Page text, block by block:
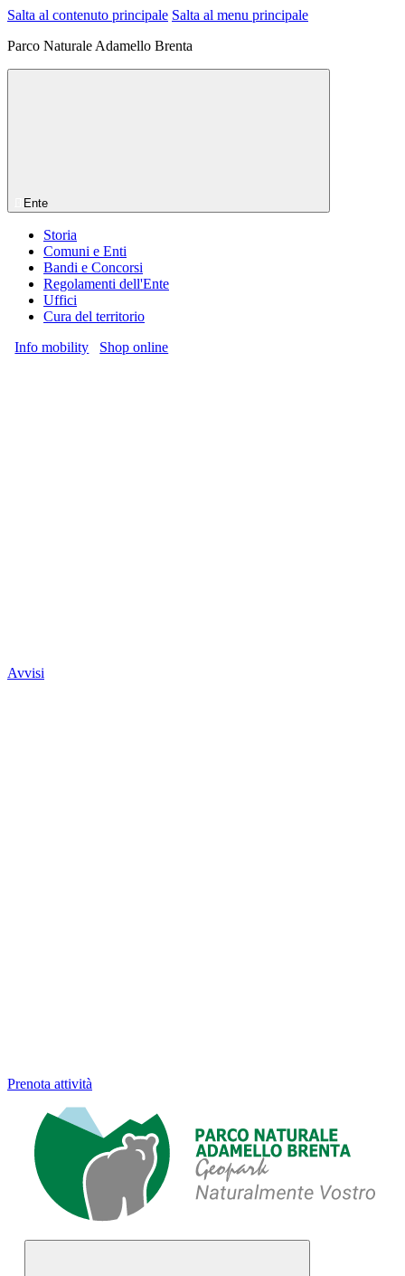
Salta al contenuto principale Salta al menu principale
Parco Naturale Adamello Brenta
Ente
Storia
Comuni e Enti
Bandi e Concorsi
Regolamenti dell'Ente
Uffici
Cura del territorio
Info mobility
Shop online
Avvisi
Prenota attività